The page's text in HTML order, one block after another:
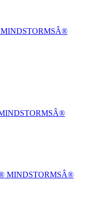
MINDSTORMSÂ®
MINDSTORMSÂ®
MINDSTORMSÂ®